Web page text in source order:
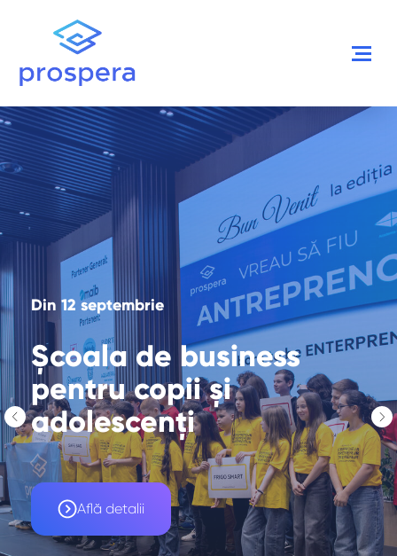
Din 12 septembrie
Școala de business
pentru copii și
adolescenți
Află detalii